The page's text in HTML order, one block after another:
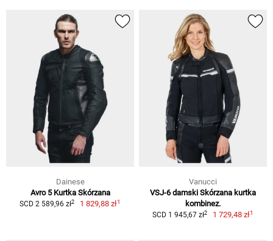
Dainese
Avro 5 Kurtka Skórzana
SCD 2 589,96 zł2 1 829,88 zł1
Vanucci
VSJ-6 damski Skórzana kurtka
kombinez.
SCD 1 945,67 zł2 1 729,48 zł1